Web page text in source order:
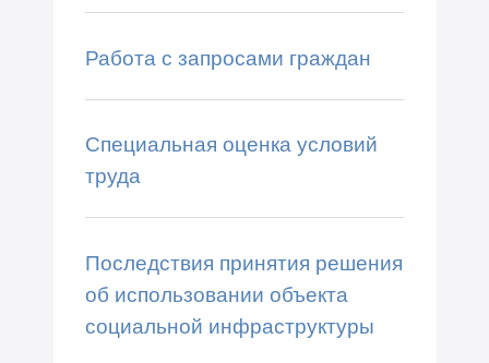
Работа с запросами граждан
Специальная оценка условий
труда
Последствия принятия решения
об использовании объекта
социальной инфраструктуры